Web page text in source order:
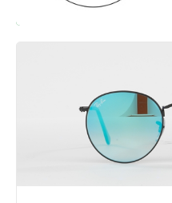
Что такое
Часто астигматизм
близорукостью
или с